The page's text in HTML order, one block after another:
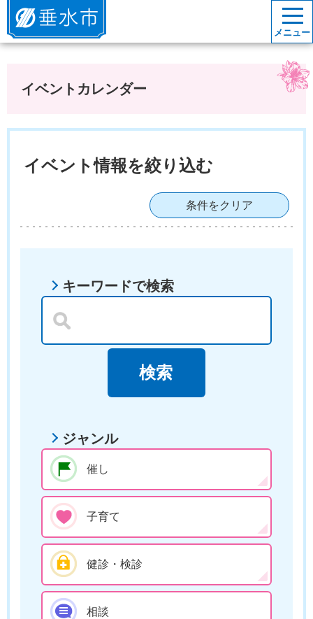
垂水市
メニュー
イベントカレンダー
イベント情報を絞り込む
条件をクリア
キーワードで検索
ジャンル
催し
子育て
健診・検診
相談